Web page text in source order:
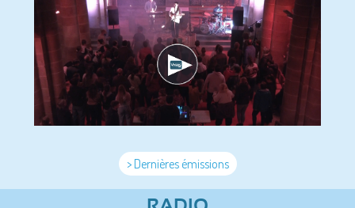
> Dernières émissions